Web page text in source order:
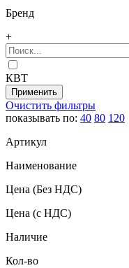
Бренд
+
КВТ
Очистить фильтры
показывать по: 40 80 120
Артикул
Наименование
Цена (Без НДС)
Цена (с НДС)
Наличие
Кол-во